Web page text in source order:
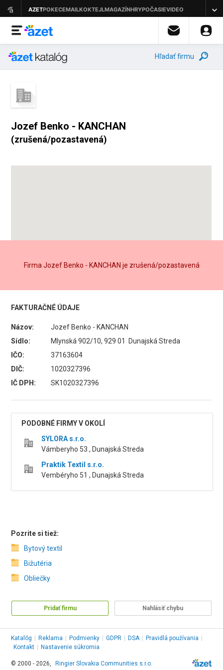
Hľadať firmu
Jozef Benko - KANCHAN
(zrušená/pozastavená)
Firma Jozef Benko - KANCHAN je zrušená/pozastavená
FAKTURAČNÉ ÚDAJE
Názov:
Jozef Benko - KANCHAN
Sídlo:
Mlynská 902/10, 929 01 Dunajská Streda
IČO:
37163604
DIČ:
1020327396
IČ DPH:
SK1020327396
PODOBNÉ FIRMY V OKOLÍ
SYLORA s.r.o.
Vámberyho 53 , Dunajská Streda
Praktik Textil s.r.o.
Vembéryho 51 , Dunajská Streda
Pozrite si tiež:
Bytový textil
Bižutéria
Obliečky
Pridať firmu Nahlásiť chybu
Katalóg Reklama Podmienky GDPR DSA Pravidlá používania
Kontakt
Nastavenie súkromia
© 2000 - 2026, Ringier Slovakia Communities s.r.o.